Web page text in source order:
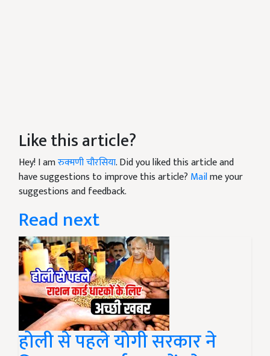
Like this article?
Hey! I amरुक्मणी चौरसिया. Did you liked this article and
have suggestions to improve this article? Mailme your
suggestions and feedback.
Read next
होली से पहले योगी सरकार ने